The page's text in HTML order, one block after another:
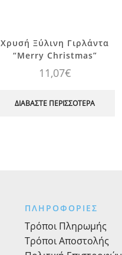
Χρυσή Ξύλινη Γιρλάντα
“Merry Christmas”
11,07€
ΔΙΑΒΆΣΤΕ ΠΕΡΙΣΣΌΤΕΡΑ
ΠΛΗΡΟΦΟΡΙΕΣ
Τρόποι Πληρωμής
Τρόποι Αποστολής